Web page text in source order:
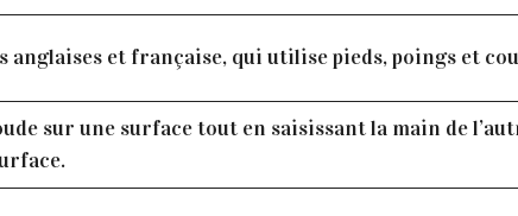
anglaises et française, qui utilise pieds, poings et
sur une surface tout en saisissant la main de